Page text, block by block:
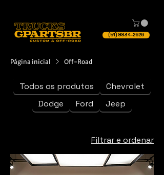
(51) 9834-2626
Página inicial Off-Road
Todos os produtos
Chevrolet
Dodge
Ford Jeep
Filtrar e ordenar